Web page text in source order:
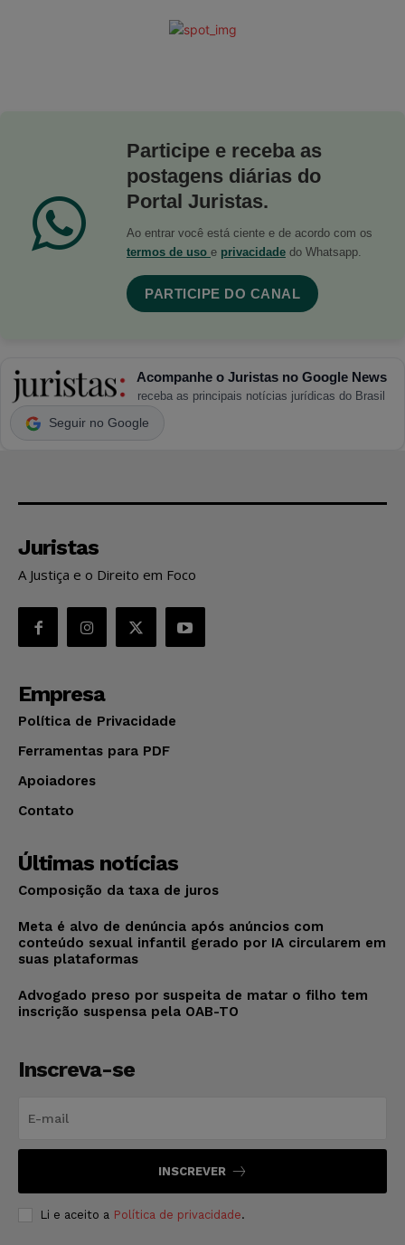
Participe e receba as
postagens diárias do
Portal Juristas.
Ao entrar você está ciente e de acordo com os
termos de uso e privacidade do Whatsapp.
PARTICIPE DO CANAL
Acompanhe o Juristas no Google News
receba as principais notícias jurídicas do Brasil
Seguir no Google
Juristas
A Justiça e o Direito em Foco
Empresa
Política de Privacidade
Ferramentas para PDF
Apoiadores
Contato
Últimas notícias
Composição da taxa de juros
Meta é alvo de denúncia após anúncios com
conteúdo sexual infantil gerado por IA circularem em
suas plataformas
Advogado preso por suspeita de matar o filho tem
inscrição suspensa pela OAB-TO
Inscreva-se
INSCREVER
Li e aceito a Política de privacidade.